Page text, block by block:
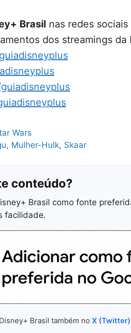
Brasil nas redes
dos streamings da
Wars
, Mulher-Hulk, Skaar
conteúdo?
Brasil como fonte
facilidade.
Brasil também no X (Twitter)